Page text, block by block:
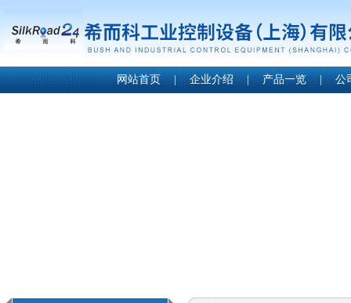
网站首页 | 企业介绍 | 产品一览 | 公